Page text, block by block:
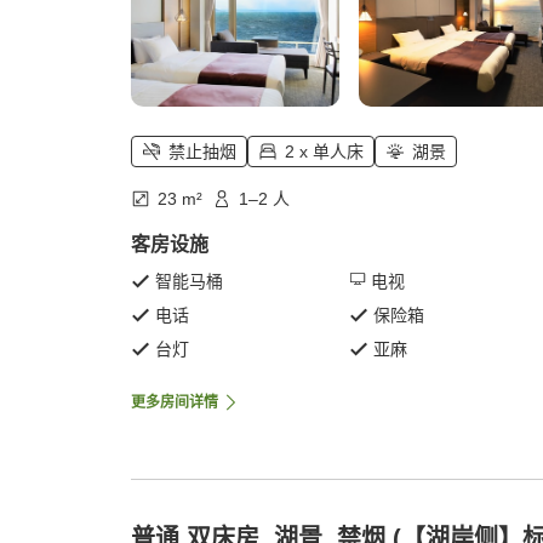
禁止抽烟 2 x 单人床 湖景
23 m² 1–2 人
客房设施
智能马桶
电视
电话
保险箱
台灯
亚麻
更多房间详情